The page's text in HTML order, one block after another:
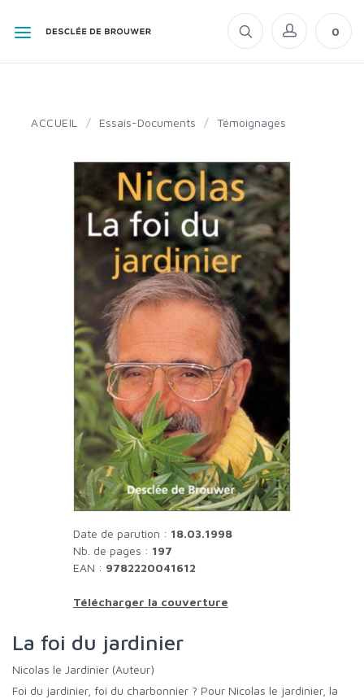
0
ACCUEIL / Essais-Documents / Témoignages
Date de parution : 18.03.1998
Nb. de pages : 197
EAN : 9782220041612
Télécharger la couverture
La foi du jardinier
Nicolas le Jardinier (Auteur)
Foi du jardinier, foi du charbonnier ? Pour Nicolas le jardinier, la